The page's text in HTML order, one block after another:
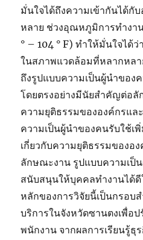
มั่นใจได้ถึงความเข้ากันได้กั
หลาย ช่วงอุณหภูมิการทำงา
° – 104 ° F) ทำให้มั่นใจได้
ในสภาพแวดล้อมที่หลากหลา
ถึงรูปแบบความเป็นผู้นำของ
โดยตรงอย่างมีนัยสำคัญต่อ
ความยุติธรรมขององค์กรแล
ความเป็นผู้นำของคนรับใช้เ
เกี่ยวกับความยุติธรรมของอ
ลักษณะงาน รูปแบบความเป็
สนับสนุนให้บุคคลทำงานได้ดี
หลักของการวิจัยนี้เป็นกรอบ
บริการในจังหวัดซานตงเพื่อ
พนักงาน จากผลการเรียนรู้ธุ